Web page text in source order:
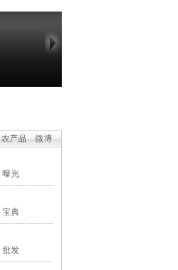
农产品 微博
曝光
宝典
批发